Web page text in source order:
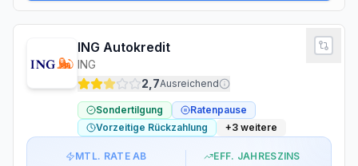
ING Autokredit
ING
2,7Ausreichend
Sondertilgung
Ratenpause
Vorzeitige Rückzahlung
+3 weitere
MTL. RATE AB EFF. JAHRESZINS